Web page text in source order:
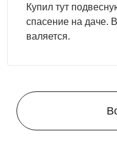
Купил тут
спасение на даче.
валяется.